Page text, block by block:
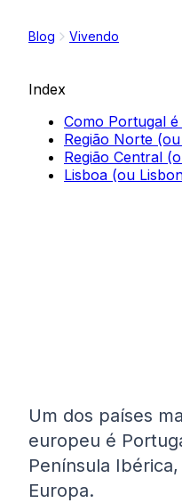
Blog Vivendo
Index
Como Portugal é
Região Norte
Região Central
Lisboa (ou
Um dos países
europeu é
Península
Europa.